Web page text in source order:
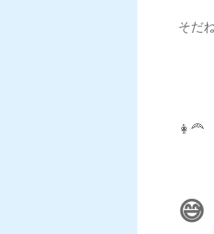
そだ
👩‍🦰
😅